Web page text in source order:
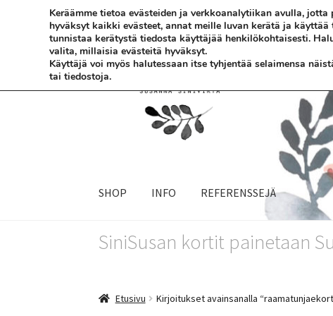
Siirry
navigointiin
Siirry
sisältöön
SHOP INFO REFERENSSEJÄ
SiniSusan kortit painetaan
Etusivu Kirjoitukset avainsanalla
Keräämme tietoa evästeiden ja verkkoanalytiikan avulla,
hyväksyt kaikki evästeet, annat meille luvan kerätä ja
tunnistaa kerätystä tiedosta käyttäjää henkilökohtaisesti.
valita, millaisia evästeitä hyväksyt.
Käyttäjä voi myös halutessaan itse tyhjentää selaimensa
tai tiedostoja.